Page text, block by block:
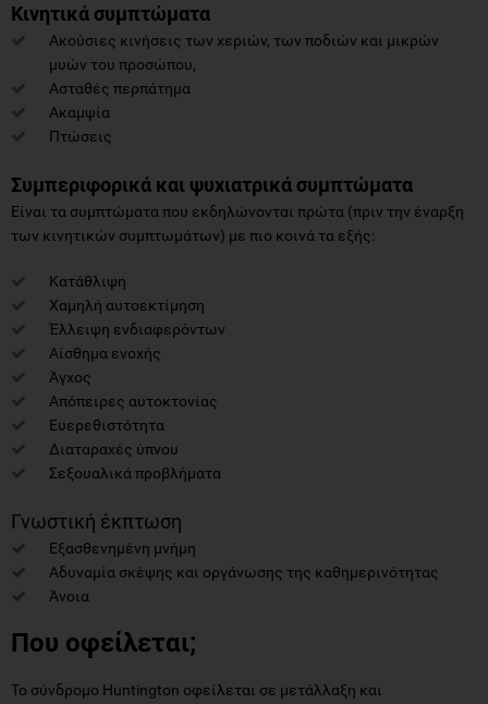
Κινητικά συμπτώματα
Ακούσιες κινήσεις των χεριών, των ποδιών και μικρών
μυών του προσώπου,
Ασταθές περπάτημα
Ακαμψία
Πτώσεις
Συμπεριφορικά και ψυχιατρικά συμπτώματα
Είναι τα συμπτώματα που εκδηλώνονται πρώτα (πριν την έναρξη
των κινητικών συμπτωμάτων) με πιο κοινά τα εξής:
Κατάθλιψη
Χαμηλή αυτοεκτίμηση
Έλλειψη ενδιαφερόντων
Αίσθημα ενοχής
Άγχος
Απόπειρες αυτοκτονίας
Ευερεθιστότητα
Διαταραχές ύπνου
Σεξουαλικά προβλήματα
Γνωστική έκπτωση
Εξασθενημένη μνήμη
Αδυναμία σκέψης και οργάνωσης της καθημερινότητας
Άνοια
Που οφείλεται;
Το σύνδρομο Huntington οφείλεται σε μετάλλαξη και